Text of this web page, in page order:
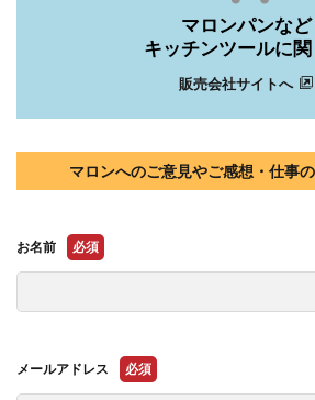
マロンパンなど
キッチンツールに
販売会社サイトへ
マロンへのご意見やご感想・仕事
お名前 必須
メールアドレス 必須